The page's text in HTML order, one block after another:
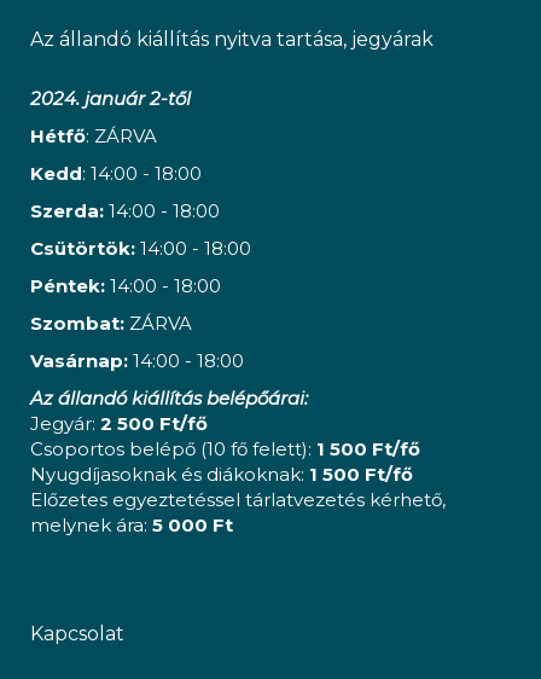
Az állandó kiállítás nyitva tartása, jegyárak
2024. január 2-től
Hétfő: ZÁRVA
Kedd: 14:00 - 18:00
Szerda: 14:00 - 18:00
Csütörtök: 14:00 - 18:00
Péntek: 14:00 - 18:00
Szombat: ZÁRVA
Vasárnap: 14:00 - 18:00
Az állandó kiállítás belépőárai:
Jegyár: 2 500 Ft/fő
Csoportos belépő (10 fő felett): 1 500 Ft/fő
Nyugdíjasoknak és diákoknak: 1 500 Ft/fő
Előzetes egyeztetéssel tárlatvezetés kérhető,
melynek ára: 5 000 Ft
Kapcsolat